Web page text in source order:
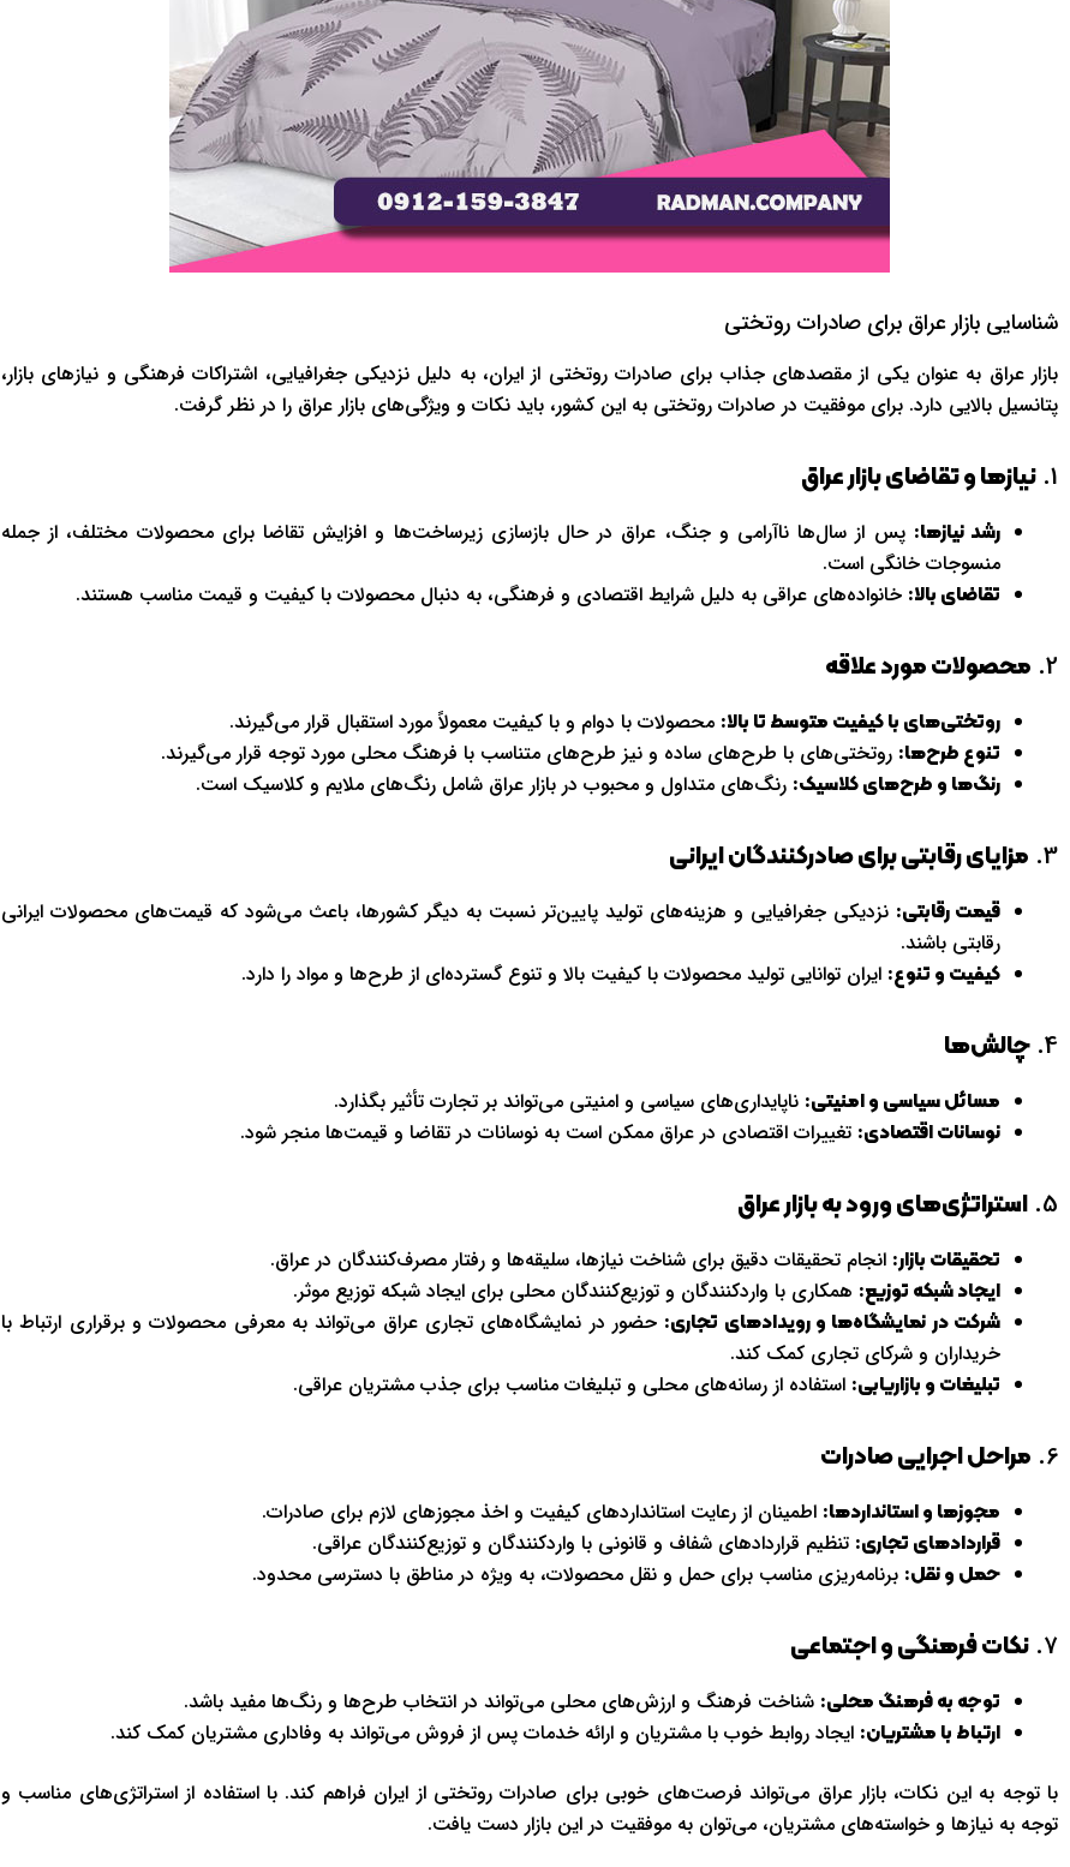
شناسایی بازار عراق برای صادرات روتختی
بازار عراق به عنوان یکی از مقصدهای جذاب برای صادرات روتختی از ایران، به دلیل نزدیکی جغرافیایی، اشتراکات فرهنگی و نیازهای بازار،
پتانسیل بالایی دارد. برای موفقیت در صادرات روتختی به این کشور، باید نکات و ویژگی‌های بازار عراق را در نظر گرفت.
1. نیازها و تقاضای بازار عراق
رشد نیازها: پس از سال‌ها ناآرامی و جنگ، عراق در حال بازسازی زیرساخت‌ها و افزایش تقاضا برای محصولات مختلف، از جمله
منسوجات خانگی است.
تقاضای بالا: خانواده‌های عراقی به دلیل شرایط اقتصادی و فرهنگی، به دنبال محصولات با کیفیت و قیمت مناسب هستند.
2. محصولات مورد علاقه
روتختی‌های با کیفیت متوسط تا بالا: محصولات با دوام و با کیفیت معمولاً مورد استقبال قرار می‌گیرند.
تنوع طرح‌ها: روتختی‌های با طرح‌های ساده و نیز طرح‌های متناسب با فرهنگ محلی مورد توجه قرار می‌گیرند.
رنگ‌ها و طرح‌های کلاسیک: رنگ‌های متداول و محبوب در بازار عراق شامل رنگ‌های ملایم و کلاسیک است.
3. مزایای رقابتی برای صادرکنندگان ایرانی
قیمت رقابتی: نزدیکی جغرافیایی و هزینه‌های تولید پایین‌تر نسبت به دیگر کشورها، باعث می‌شود که قیمت‌های محصولات ایرانی
رقابتی باشند.
کیفیت و تنوع: ایران توانایی تولید محصولات با کیفیت بالا و تنوع گسترده‌ای از طرح‌ها و مواد را دارد.
4. چالش‌ها
مسائل سیاسی و امنیتی: ناپایداری‌های سیاسی و امنیتی می‌تواند بر تجارت تأثیر بگذارد.
نوسانات اقتصادی: تغییرات اقتصادی در عراق ممکن است به نوسانات در تقاضا و قیمت‌ها منجر شود.
5. استراتژی‌های ورود به بازار عراق
تحقیقات بازار: انجام تحقیقات دقیق برای شناخت نیازها، سلیقه‌ها و رفتار مصرف‌کنندگان در عراق.
ایجاد شبکه توزیع: همکاری با واردکنندگان و توزیع‌کنندگان محلی برای ایجاد شبکه توزیع موثر.
شرکت در نمایشگاه‌ها و رویدادهای تجاری: حضور در نمایشگاه‌های تجاری عراق می‌تواند به معرفی محصولات و برقراری ارتباط با
خریداران و شرکای تجاری کمک کند.
تبلیغات و بازاریابی: استفاده از رسانه‌های محلی و تبلیغات مناسب برای جذب مشتریان عراقی.
6. مراحل اجرایی صادرات
مجوزها و استانداردها: اطمینان از رعایت استانداردهای کیفیت و اخذ مجوزهای لازم برای صادرات.
قراردادهای تجاری: تنظیم قراردادهای شفاف و قانونی با واردکنندگان و توزیع‌کنندگان عراقی.
حمل و نقل: برنامه‌ریزی مناسب برای حمل و نقل محصولات، به ویژه در مناطق با دسترسی محدود.
7. نکات فرهنگی و اجتماعی
توجه به فرهنگ محلی: شناخت فرهنگ و ارزش‌های محلی می‌تواند در انتخاب طرح‌ها و رنگ‌ها مفید باشد.
ارتباط با مشتریان: ایجاد روابط خوب با مشتریان و ارائه خدمات پس از فروش می‌تواند به وفاداری مشتریان کمک کند.
با توجه به این نکات، بازار عراق می‌تواند فرصت‌های خوبی برای صادرات روتختی از ایران فراهم کند. با استفاده از استراتژی‌های مناسب و
توجه به نیازها و خواسته‌های مشتریان، می‌توان به موفقیت در این بازار دست یافت.